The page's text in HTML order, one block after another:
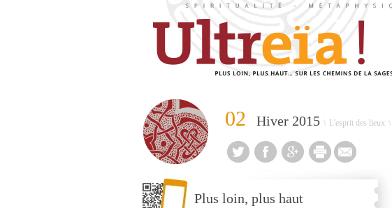
02 Hiver 2015 \ L'esprit des lieux \
Plus loin, plus haut